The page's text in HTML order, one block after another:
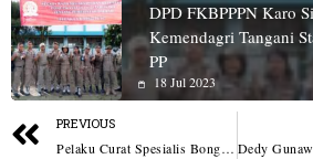
DPD FKBPPPN Karo
Kemendagri Tangani
PP
18 Jul 2023
PREVIOUS
Pelaku Curat Spesialis Bongkar Rumah Ditangkap Jatanras Polres Simalungun